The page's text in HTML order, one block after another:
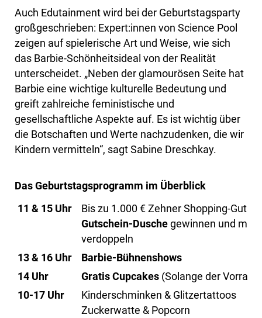
Auch Edutainment wird bei der Geburtstagsparty
großgeschrieben: Expert:innen von Science Pool
zeigen auf spielerische Art und Weise, wie sich
das Barbie-Schönheitsideal von der Realität
unterscheidet. „Neben der glamourösen Seite hat
Barbie eine wichtige kulturelle Bedeutung und
greift zahlreiche feministische und
gesellschaftliche Aspekte auf. Es ist wichtig über
die Botschaften und Werte nachzudenken, die wir
Kindern vermitteln“, sagt Sabine Dreschkay.
Das Geburtstagsprogramm im Überblick
11 & 15 Uhr
Bis zu 1.000 € Zehner Shopping-
Gutschein-Duschegewinnen und mit
verdoppeln
13 & 16 Uhr
Barbie-Bühnenshows
14 Uhr
Gratis Cupcakes (Solange der Vorrat
10-17 Uhr
Kinderschminken & Glitzertattoos
Zuckerwatte & Popcorn